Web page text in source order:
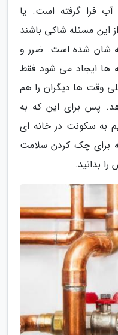
آب فرا گرفته است. یا
این مسئله شاکی باشند
شان شده است. ضرر و
ها ایجاد می شود فقط
وقت ها دیگران را هم
پس برای این که به
به سکونت در خانه ای
برای چک کردن سلامت
بدانید.